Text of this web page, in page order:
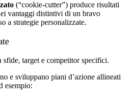
(“cookie-cutter”) produce risultati
vantaggi distintivi di un bravo
a strategie personalizzate.
sfide, target e competitor specifici.
e sviluppano piani d’azione allineati
esempio: